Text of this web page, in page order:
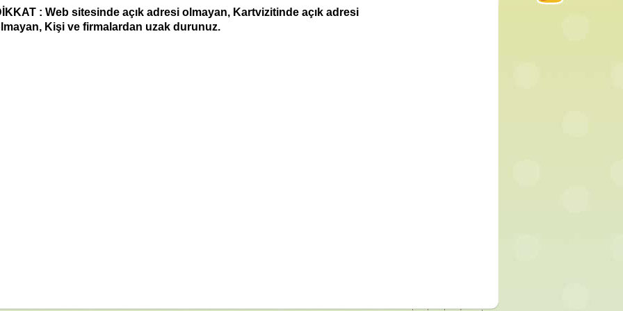
: Web sitesinde açık adresi olmayan, Kartvizitinde açık adresi
Kişi ve firmalardan uzak durunuz.